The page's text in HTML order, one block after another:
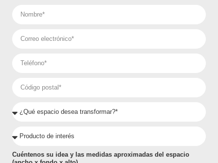
Cuéntenos su idea y las medidas aproximadas del espacio